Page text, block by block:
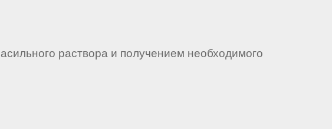
раствора и получением необходимого